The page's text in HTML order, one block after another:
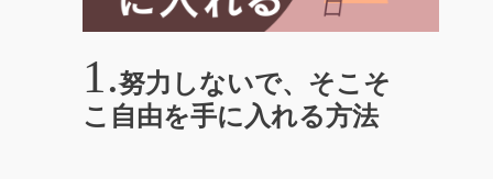
努力しないで、そこそ
こ自由を手に入れる方法